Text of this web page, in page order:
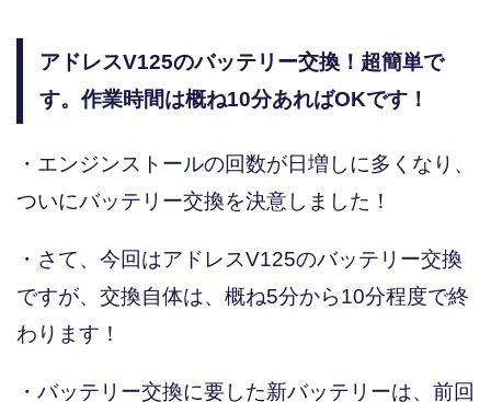
アドレスV125のバッテリー交換！超簡単で
す。作業時間は概ね10分あればOKです！
・エンジンストールの回数が日増しに多くなり、
ついにバッテリー交換を決意しました！
・さて、今回はアドレスV125のバッテリー交換
ですが、交換自体は、概ね5分から10分程度で終
わります！
・バッテリー交換に要した新バッテリーは、前回